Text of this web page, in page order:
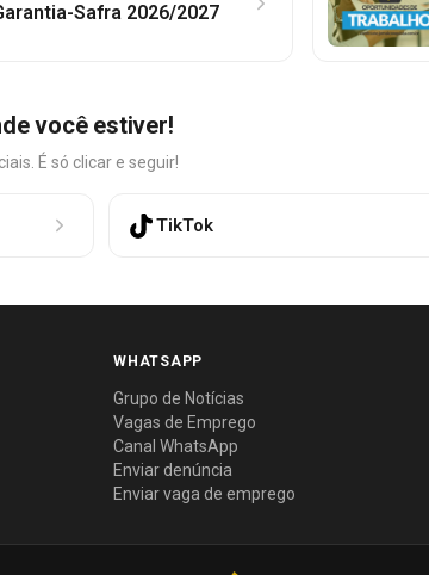
Safra 2026/2027
você estiver!
É só clicar e seguir!
TikTok
WHATSAPP
Grupo de Notícias
Vagas de Emprego
Canal WhatsApp
Enviar denúncia
Enviar vaga de emprego